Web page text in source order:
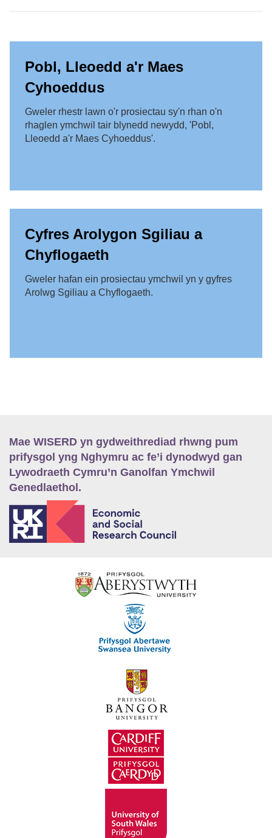
Pobl, Lleoedd a'r Maes
Cyhoeddus
Gweler rhestr lawn o'r prosiectau sy'n rhan o'n
rhaglen ymchwil tair blynedd newydd, 'Pobl,
Lleoedd a'r Maes Cyhoeddus'.
Cyfres Arolygon Sgiliau a
Chyflogaeth
Gweler hafan ein prosiectau ymchwil yn y gyfres
Arolwg Sgiliau a Chyflogaeth.
Mae WISERD yn gydweithrediad rhwng pum
prifysgol yng Nghymru ac fe’i dynodwyd gan
Lywodraeth Cymru’n Ganolfan Ymchwil
Genedlaethol.